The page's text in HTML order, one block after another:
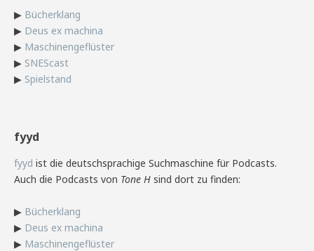
▶ Bücherklang
▶ Deus ex machina
▶ Maschinengeflüster
▶ SNEScast
▶ Spielstand
fyyd
fyyd ist die deutschsprachige Suchmaschine für Podcasts.
Auch die Podcasts von Tone H sind dort zu finden:
▶ Bücherklang
▶ Deus ex machina
▶ Maschinengeflüster